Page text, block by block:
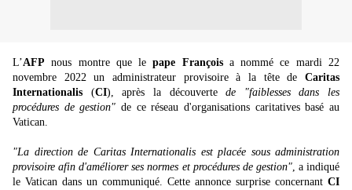
L’AFP nous montre que lepape Françoisa nommé ce mardi 22
novembre 2022 un administrateur provisoire à la tête de Caritas
Internationalis (CI), après la découvertede "faiblesses dans les
procédures de gestion" de ce réseau d'organisations caritatives basé au
Vatican.
"La direction de Caritas Internationalis est placée sous administration
provisoire afin d'améliorer ses normes et procédures de gestion", a indiqué
le Vatican dans un communiqué. Cette annonce surprise concernant CI